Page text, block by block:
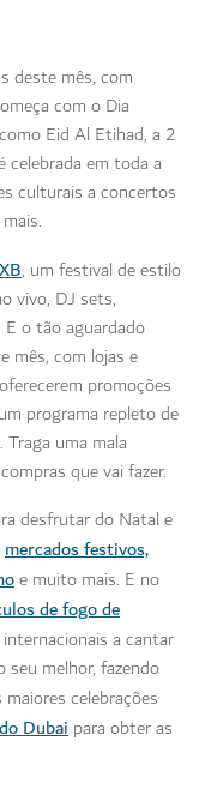
deste mês, com
com o Dia
Eid Al Etihad, a 2
em toda a
culturais a concertos
, um festival de estilo
vivo, DJ sets,
o tão aguardado
mês, com lojas e
promoções
programa repleto de
uma mala
que vai fazer.
desfrutar do Natal e
mercados festivos,
e muito mais. E no
de fogo de
a cantar
melhor, fazendo
celebrações
Dubai para obter as